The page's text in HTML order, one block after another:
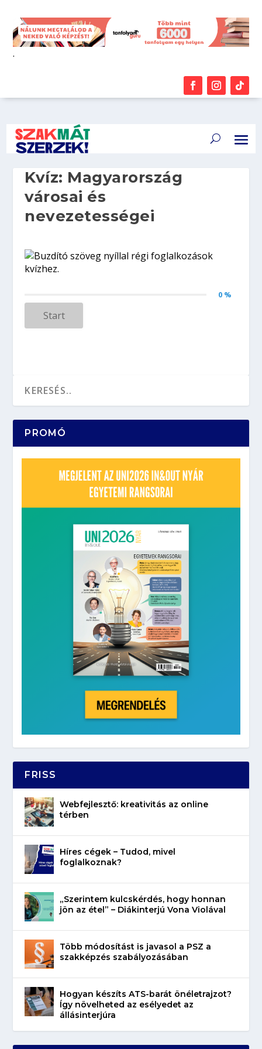
.
Kvíz: Magyarország
városai és
nevezetességei
0 %
Start
PROMÓ
FRISS
Webfejlesztő: kreativitás az online
térben
Híres cégek – Tudod, mivel
foglalkoznak?
„Szerintem kulcskérdés, hogy honnan
jön az étel” – Diákinterjú Vona Violával
Több módosítást is javasol a PSZ a
szakképzés szabályozásában
Hogyan készíts ATS-barát önéletrajzot?
Így növelheted az esélyedet az
állásinterjúra